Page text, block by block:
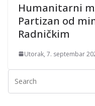
Humanitarni
Partizan od
Radničkim
Utorak, 7. septembar